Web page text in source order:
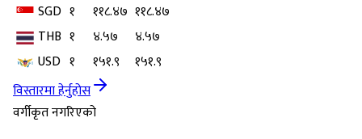
SGD १ ११८.४७ ११८.४७
THB १ ४.५७
४.५७
USD १ १५१.९
१५१.९
विस्तारमा हेर्नुहोस
वर्गीकृत नगरिएको